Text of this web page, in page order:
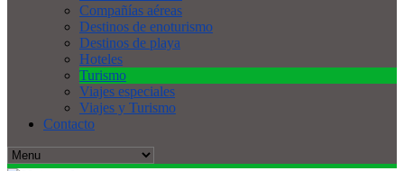
Compañías aéreas
Destinos de enoturismo
Destinos de playa
Hoteles
Turismo
Viajes especiales
Viajes y Turismo
Contacto